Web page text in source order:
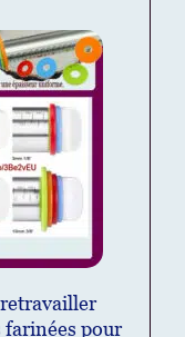
farinées pour